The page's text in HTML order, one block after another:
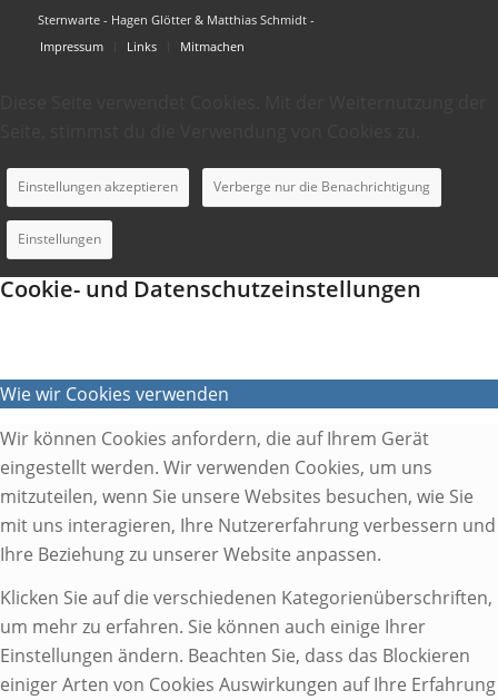
Sternwarte - Hagen Glötter & Matthias Schmidt -
Impressum
Links Mitmachen
Einstellungen akzeptieren Verberge nur die Benachrichtigung
Einstellungen
Cookie- und Datenschutzeinstellungen
Wie wir Cookies verwenden
Wir können Cookies anfordern, die auf Ihrem Gerät
eingestellt werden. Wir verwenden Cookies, um uns
mitzuteilen, wenn Sie unsere Websites besuchen, wie Sie
mit uns interagieren, Ihre Nutzererfahrung verbessern und
Ihre Beziehung zu unserer Website anpassen.
Klicken Sie auf die verschiedenen Kategorienüberschriften,
um mehr zu erfahren. Sie können auch einige Ihrer
Einstellungen ändern. Beachten Sie, dass das Blockieren
einiger Arten von Cookies Auswirkungen auf Ihre Erfahrung